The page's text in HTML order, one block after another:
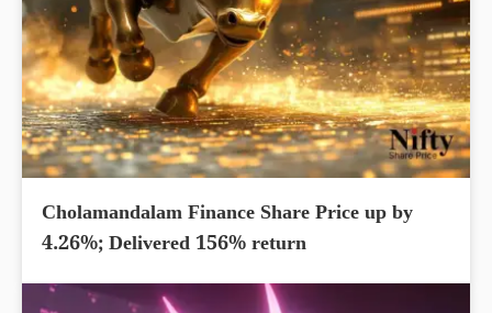
Cholamandalam Finance Share Price up by
4.26%; Delivered 156% return